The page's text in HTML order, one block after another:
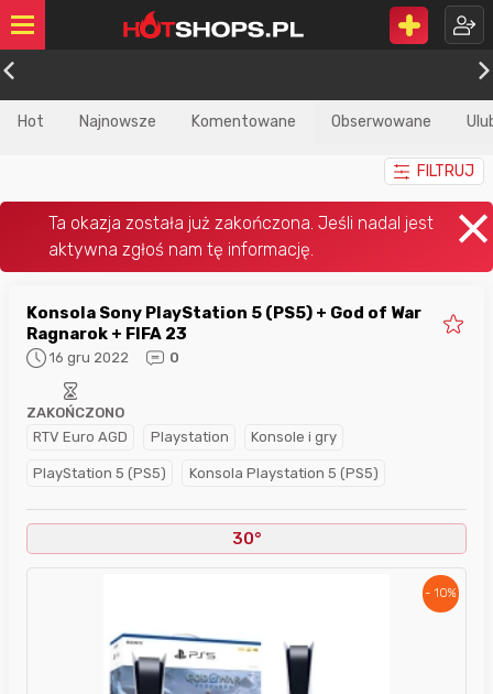
Hot Najnowsze Komentowane Obserwowane
FILTRUJ
Konsola Sony PlayStation 5 (PS5) + God of War
Ragnarok + FIFA 23
16 gru 2022 0
RTV Euro AGD Playstation Konsole i gry
PlayStation 5 (PS5) Konsola Playstation 5 (PS5)
ZAKOŃCZONO
30°
- 10%